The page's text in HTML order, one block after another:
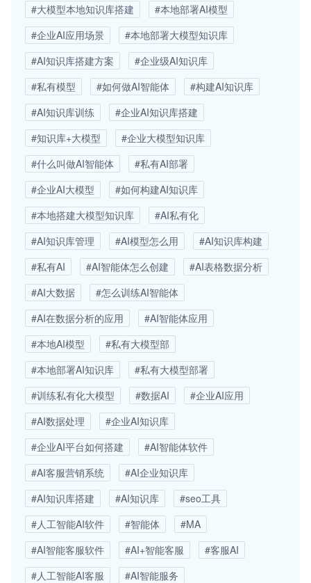
#大模型本地知识库搭建
#本地部署AI模型
#企业AI应用场景
#本地部署大模型知识库
#AI知识库搭建方案
#企业级AI知识库
#私有模型
#如何做AI智能体
#构建AI知识库
#AI知识库训练
#企业AI知识库搭建
#知识库+大模型
#企业大模型知识库
#什么叫做AI智能体
#私有AI部署
#企业AI大模型
#如何构建AI知识库
#本地搭建大模型知识库
#AI私有化
#AI知识库管理
#AI模型怎么用
#AI知识库构建
#私有AI
#AI智能体怎么创建
#AI表格数据分析
#AI大数据
#怎么训练AI智能体
#AI在数据分析的应用
#AI智能体应用
#本地AI模型
#私有大模型部
#本地部署AI知识库
#私有大模型部署
#训练私有化大模型
#数据AI
#企业AI应用
#AI数据处理
#企业AI知识库
#企业AI平台如何搭建
#AI智能体软件
#AI客服营销系统
#AI企业知识库
#AI知识库搭建
#AI知识库
#seo工具
#人工智能AI软件
#智能体
#MA
#AI智能客服软件
#AI+智能客服
#客服AI
#人工智能AI客服
#AI智能服务